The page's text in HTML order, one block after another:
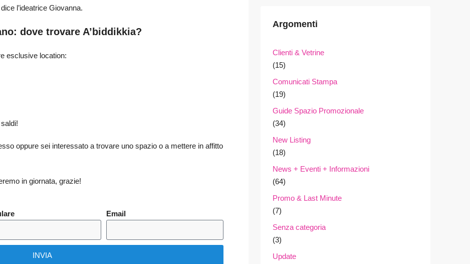
l’ideatrice Giovanna.
dove trovare A’biddikkia?
esclusive location:
oppure sei interessato a trovare uno spazio o a mettere in affitto
in giornata, grazie!
Email
INVIA
Argomenti
Clienti & Vetrine
(15)
Comunicati Stampa
(19)
Guide Spazio Promozionale
(34)
New Listing
(18)
News + Eventi + Informazioni
(64)
Promo & Last Minute
(7)
Senza categoria
(3)
Update